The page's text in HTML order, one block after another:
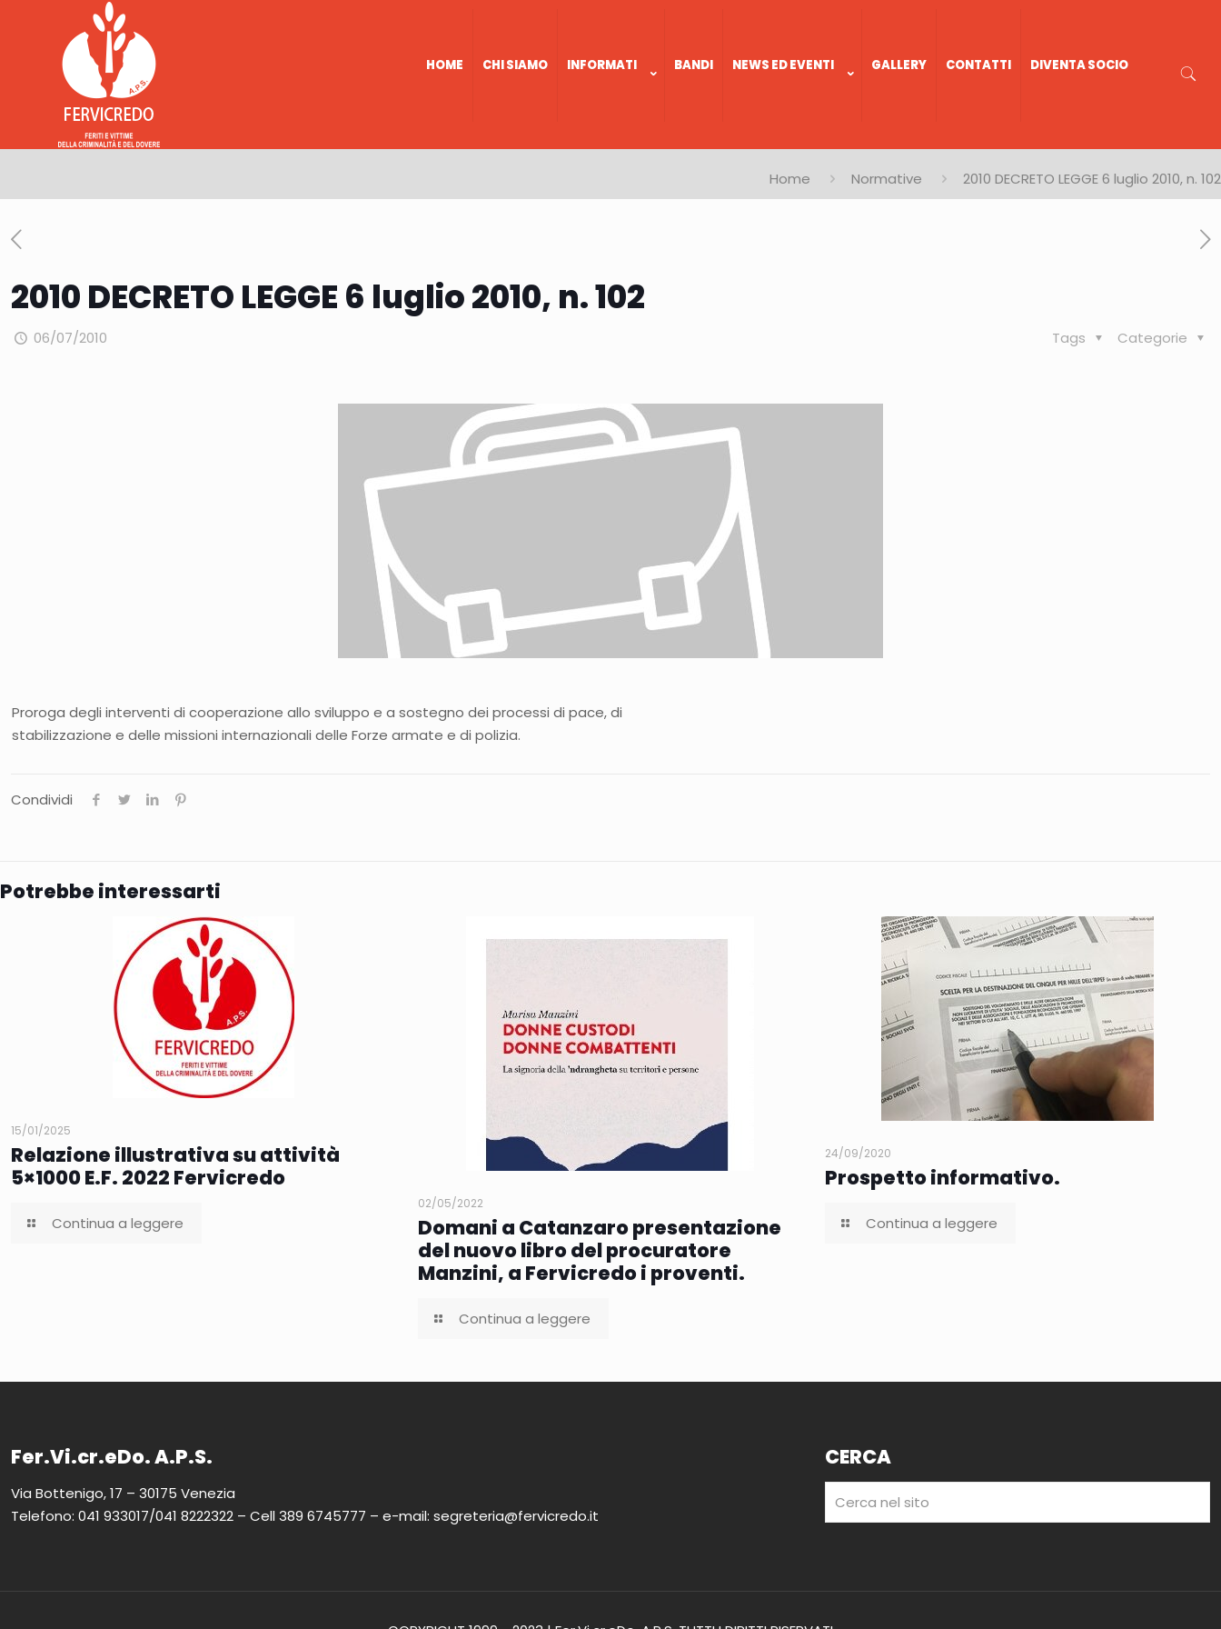
HOME CHI SIAMO INFORMATI BANDI NEWS ED EVENTI GALLERY CONTATTI DIVENTA SOCIO
Home Normative 2010 DECRETO LEGGE 6 luglio 2010, n. 102
2010 DECRETO LEGGE 6 luglio 2010, n. 102
06/07/2010 Categorie
Tags
Proroga degli interventi di cooperazione allo sviluppo e a sostegno dei processi di pace, di
stabilizzazione e delle missioni internazionali delle Forze armate e di polizia.
Condividi
Potrebbe interessarti
15/01/2025
Relazione illustrativa su attività
5×1000 E.F. 2022 Fervicredo
Continua a leggere
02/05/2022
Domani a Catanzaro presentazione
del nuovo libro del procuratore
Manzini, a Fervicredo i proventi.
Continua a leggere
24/09/2020
Prospetto informativo.
Continua a leggere
Fer.Vi.cr.eDo. A.P.S.
Via Bottenigo, 17 – 30175 Venezia
Telefono: 041 933017/041 8222322 – Cell 389 6745777 – e-mail: segreteria@fervicredo.it
CERCA